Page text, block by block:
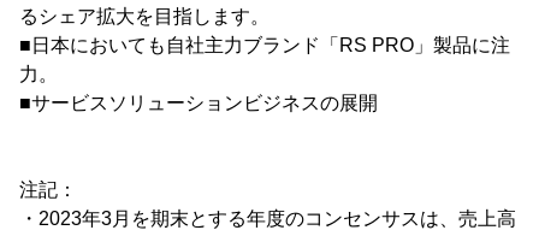
るシェア拡大を目指します。
■日本においても自社主力ブランド「RS PRO」製品に注
力。
■サービスソリューションビジネスの展開
注記：
・2023年3月を期末とする年度のコンセンサスは、売上高